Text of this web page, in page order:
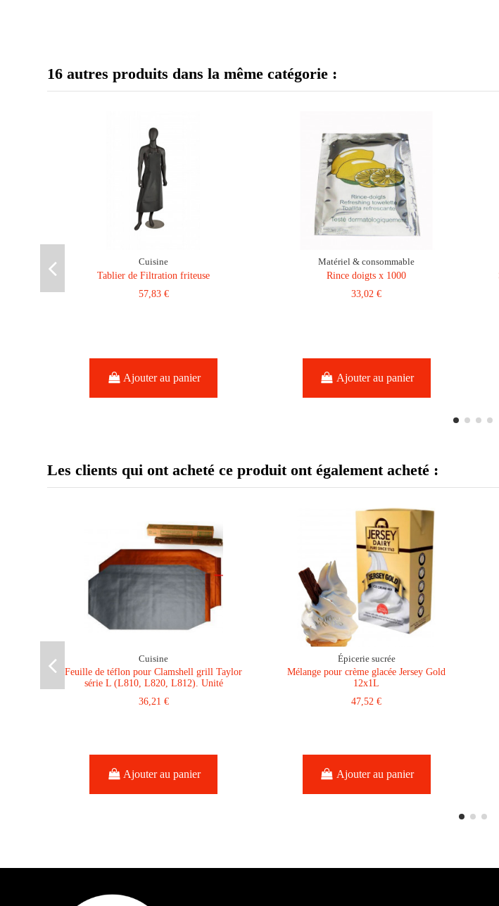
16 autres produits dans la même catégorie :
Cuisine
Tablier de Filtration friteuse
57,83 €
Ajouter au panier
Matériel & consommable
Rince doigts x 1000
33,02 €
Ajouter au panier
Les clients qui ont acheté ce produit ont également acheté :
Cuisine
Feuille de téflon pour Clamshell grill Taylor
série L (L810, L820, L812). Unité
36,21 €
Ajouter au panier
Épicerie sucrée
Mélange pour crème glacée Jersey Gold
12x1L
47,52 €
Ajouter au panier